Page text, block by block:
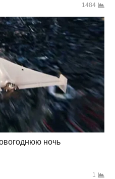
1484
ночь
1